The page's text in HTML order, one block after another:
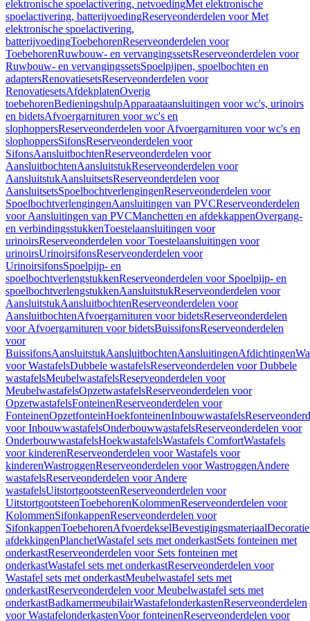
elektronische spoelactivering, netvoedingMet elektronische
spoelactivering, batterijvoedingReserveonderdelen voor Met
elektronische spoelactivering,
batterijvoedingToebehorenReserveonderdelen voor
ToebehorenRuwbouw- en vervangingssetsReserveonderdelen voor
Ruwbouw- en vervangingssetsSpoelpijpen, spoelbochten en
adaptersRenovatiesetsReserveonderdelen voor
RenovatiesetsAfdekplatenOverig
toebehorenBedieningshulpApparaataansluitingen voor wc's, urinoirs
en bidetsAfvoergarnituren voor wc's en
slophoppersReserveonderdelen voor Afvoergarnituren voor wc's en
slophoppersSifonsReserveonderdelen voor
SifonsAansluitbochtenReserveonderdelen voor
AansluitbochtenAansluitstukReserveonderdelen voor
AansluitstukAansluitsetsReserveonderdelen voor
AansluitsetsSpoelbochtverlengingenReserveonderdelen voor
SpoelbochtverlengingenAansluitingen van PVCReserveonderdelen
voor Aansluitingen van PVCManchetten en afdekkappenOvergang-
en verbindingsstukkenToestelaansluitingen voor
urinoirsReserveonderdelen voor Toestelaansluitingen voor
urinoirsUrinoirsifonsReserveonderdelen voor
UrinoirsifonsSpoelpijp- en
spoelbochtverlengstukkenReserveonderdelen voor Spoelpijp- en
spoelbochtverlengstukkenAansluitstukReserveonderdelen voor
AansluitstukAansluitbochtenReserveonderdelen voor
AansluitbochtenAfvoergarnituren voor bidetsReserveonderdelen
voor Afvoergarnituren voor bidetsBuissifonsReserveonderdelen
voor
BuissifonsAansluitstukAansluitbochtenAansluitingenAfdichtingen
voor WastafelsDubbele wastafelsReserveonderdelen voor Dubbele
wastafelsMeubelwastafelsReserveonderdelen voor
MeubelwastafelsOpzetwastafelsReserveonderdelen voor
OpzetwastafelsFonteinenReserveonderdelen voor
FonteinenOpzetfonteinHoekfonteinenInbouwwastafels
voor InbouwwastafelsOnderbouwwastafelsReserveonderdelen voor
OnderbouwwastafelsHoekwastafelsWastafels ComfortWastafels
voor kinderenReserveonderdelen voor Wastafels voor
kinderenWastroggenReserveonderdelen voor WastroggenAndere
wastafelsReserveonderdelen voor Andere
wastafelsUitstortgootsteenReserveonderdelen voor
UitstortgootsteenToebehorenKolommenReserveonderdelen voor
KolommenSifonkappenReserveonderdelen voor
SifonkappenToebehorenAfvoerdekselBevestigingsmateriaal
afdekkingenPlanchetWastafel sets met onderkastSets fonteinen met
onderkastReserveonderdelen voor Sets fonteinen met
onderkastWastafel sets met onderkastReserveonderdelen voor
Wastafel sets met onderkastMeubelwastafel sets met
onderkastReserveonderdelen voor Meubelwastafel sets met
onderkastBadkamermeubilairWastafelonderkastenReserveonderdelen
voor WastafelonderkastenVoor fonteinenReserveonderdelen voor